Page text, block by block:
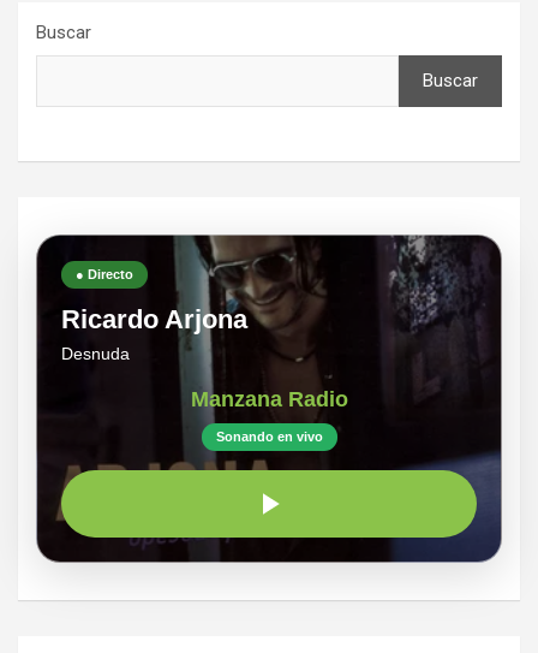
Buscar
Buscar
● Directo
Ricardo Arjona
Desnuda
Manzana Radio
Sonando en vivo